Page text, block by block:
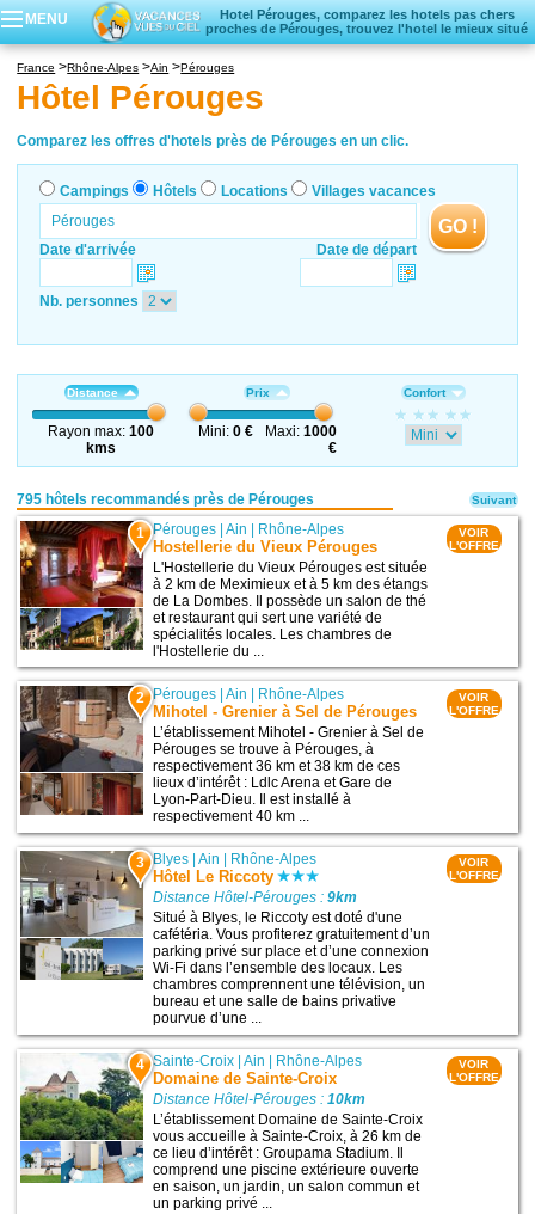
MENU
Hotel Pérouges, comparez les hotels pas chers
proches de Pérouges, trouvez l'hotel le mieux situé
Locations vacances
Villages vacances
France Rhône-Alpes Ain Pérouges
Hôtel Pérouges
Comparez les offres d'hotels près de Pérouges en un clic.
Campings Hôtels Locations Villages vacances
Date d'arrivée Date de départ
GO !
Nb. personnes
Distance
Rayon max:100
kms
Prix
Mini: 0 € Maxi:1000
€
Confort
795 hôtels recommandés près de Pérouges
1 Pérouges |Ain | Rhône-Alpes
Hostellerie du Vieux Pérouges
L'Hostellerie du Vieux Pérouges est située
à 2 km de Meximieux et à 5 km des étangs
de La Dombes. Il possède un salon de thé
et restaurant qui sert une variété de
spécialités locales. Les chambres de
l'Hostellerie du ...
VOIR
L'OFFRE
2 Pérouges |Ain Rhône-Alpes
Mihotel - Grenier à Sel de Pérouges
L’établissement Mihotel - Grenier à Sel de
Pérouges se trouve à Pérouges, à
respectivement 36 km et 38 km de ces
lieux d’intérêt : Ldlc Arena et Gare de
Lyon-Part-Dieu. Il est installé à
respectivement 40 km ...
VOIR
L'OFFRE
3 Blyes |Ain Rhône-Alpes
Hôtel Le Riccoty
Distance Hôtel-Pérouges :9km
Situé à Blyes, le Riccoty est doté d'une
cafétéria. Vous profiterez gratuitement d’un
parking privé sur place et d’une connexion
Wi-Fi dans l’ensemble des locaux. Les
chambres comprennent une télévision, un
bureau et une salle de bains privative
pourvue d’une ...
VOIR
L'OFFRE
4 Sainte-Croix |Ain Rhône-Alpes
Domaine de Sainte-Croix
Distance Hôtel-Pérouges :10km
L’établissement Domaine de Sainte-Croix
vous accueille à Sainte-Croix, à 26 km de
ce lieu d’intérêt : Groupama Stadium. Il
comprend une piscine extérieure ouverte
en saison, un jardin, un salon commun et
un parking privé ...
VOIR
L'OFFRE
Suivant